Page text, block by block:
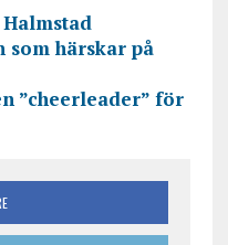
härskar på
”cheerleader” för